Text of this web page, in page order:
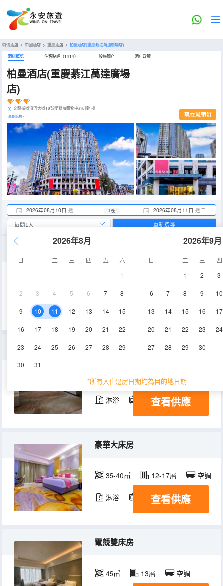
特價酒店 > 中國酒店 > 重慶酒店 > 柏曼酒店(重慶綦江萬達廣場店)
酒店概览 住客點評（1414） 設施簡介 酒店政策
柏曼酒店(重慶綦江萬達廣場
店)
文龍街道濱河大道18號愛琴海購物中心8幢1樓
全部設施> 現在就預訂
2026年08月10日 週一 2026年08月11日 週二
1 晚
2026年8月
日 一 二 三 四 五
六
1
2 3 4 5 6 7 8
9 10 11 12 13 14 15
16 17 18 19 20 21 22
23 24 25 26 27 28 29
30 31
2026年9月
日 一 二 三
四
1
2 3
6 7 8 9 10
13 14 15 16 17
20 21 22 23 24
27 28 29 30
*所有入住退房日期均為目的地日期
重新搜尋
35-40㎡ 空調
行政套房
40-65㎡ 12層
淋浴 電視機
查看供應
豪華大床房
35-40㎡ 12-17層 空調
淋浴 電視機
查看供應
電競雙床房
45㎡ 13層 空調